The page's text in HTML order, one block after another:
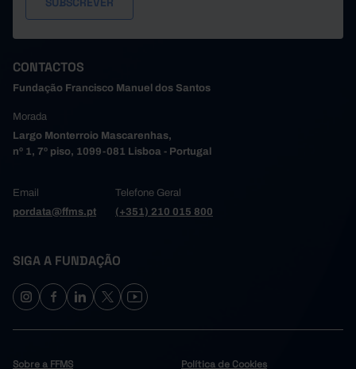
CONTACTOS
Fundação Francisco Manuel dos Santos
Morada
Largo Monterroio Mascarenhas,
nº 1, 7º piso, 1099-081 Lisboa - Portugal
Email
pordata@ffms.pt
Telefone Geral
(+351) 210 015 800
SIGA A FUNDAÇÃO
Sobre a FFMS Política de Cookies